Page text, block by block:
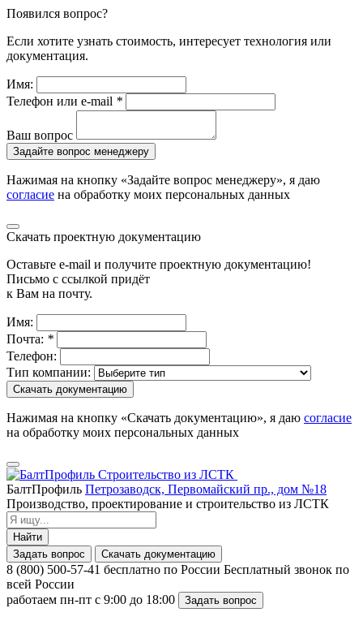
Появился вопрос?
Если хотите узнать стоимость, интересует технология или
документация.
Имя:
Телефон или e-mail *
Ваш вопрос
Задайте вопрос менеджеру
Нажимая на кнопку «Задайте вопрос менеджеру», я даю
согласие на обработку моих персональных данных
Скачать проектную документацию
Оставьте e-mail и получите проектную документацию!
Письмо с ссылкой придёт
к Вам на почту.
Имя:
Почта: *
Телефон:
Тип компании:
Скачать документацию
Нажимая на кнопку «Скачать документацию», я даю согласие
на обработку моих персональных данных
БалтПрофиль Петрозаводск, Первомайский пр., дом №18
Производство, проектирование и строительство из ЛСТК
Найти
Задать вопрос
Скачать документацию
8 (800) 500-57-41 бесплатно по России Бесплатный звонок по
всей России
работаем пн-пт с 9:00 до 18:00
Задать вопрос